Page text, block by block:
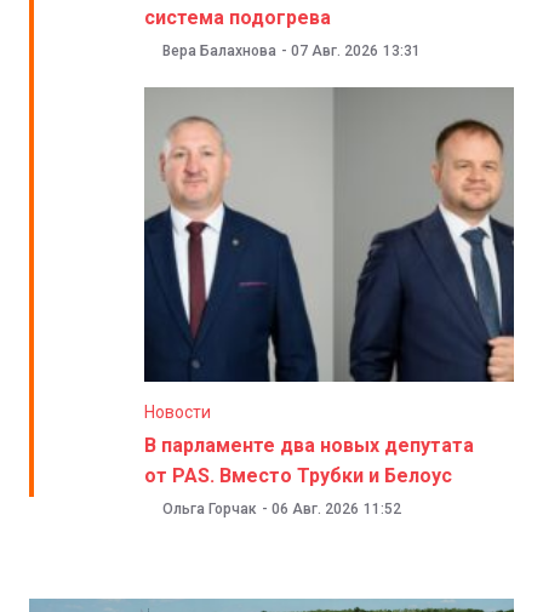
система подогрева
Вера Балахнова - 07 Авг. 2026 13:31
Новости
В парламенте два новых депутата
от PAS. Вместо Трубки и Белоус
Ольга Горчак - 06 Авг. 2026 11:52